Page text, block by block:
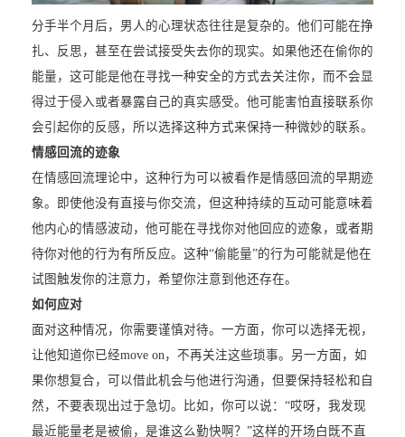
分手半个月后，男人的心理状态往往是复杂的。他们可能在挣
扎、反思，甚至在尝试接受失去你的现实。如果他还在偷你的
能量，这可能是他在寻找一种安全的方式去关注你，而不会显
得过于侵入或者暴露自己的真实感受。他可能害怕直接联系你
会引起你的反感，所以选择这种方式来保持一种微妙的联系。
情感回流的迹象
在情感回流理论中，这种行为可以被看作是情感回流的早期迹
象。即使他没有直接与你交流，但这种持续的互动可能意味着
他内心的情感波动，他可能在寻找你对他回应的迹象，或者期
待你对他的行为有所反应。这种“偷能量”的行为可能就是他在
试图触发你的注意力，希望你注意到他还存在。
如何应对
面对这种情况，你需要谨慎对待。一方面，你可以选择无视，
让他知道你已经move on，不再关注这些琐事。另一方面，如
果你想复合，可以借此机会与他进行沟通，但要保持轻松和自
然，不要表现出过于急切。比如，你可以说：“哎呀，我发现
最近能量老是被偷，是谁这么勤快啊？”这样的开场白既不直